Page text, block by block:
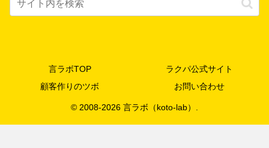
言ラボTOP
ラクパ公式サイト
顧客作りのツボ
お問い合わせ
© 2008-2026 言ラボ（koto-lab）.